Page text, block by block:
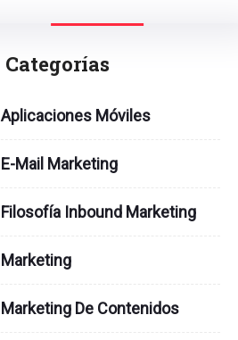
Categorías
Aplicaciones Móviles
E-Mail Marketing
Filosofía Inbound Marketing
Marketing
Marketing De Contenidos